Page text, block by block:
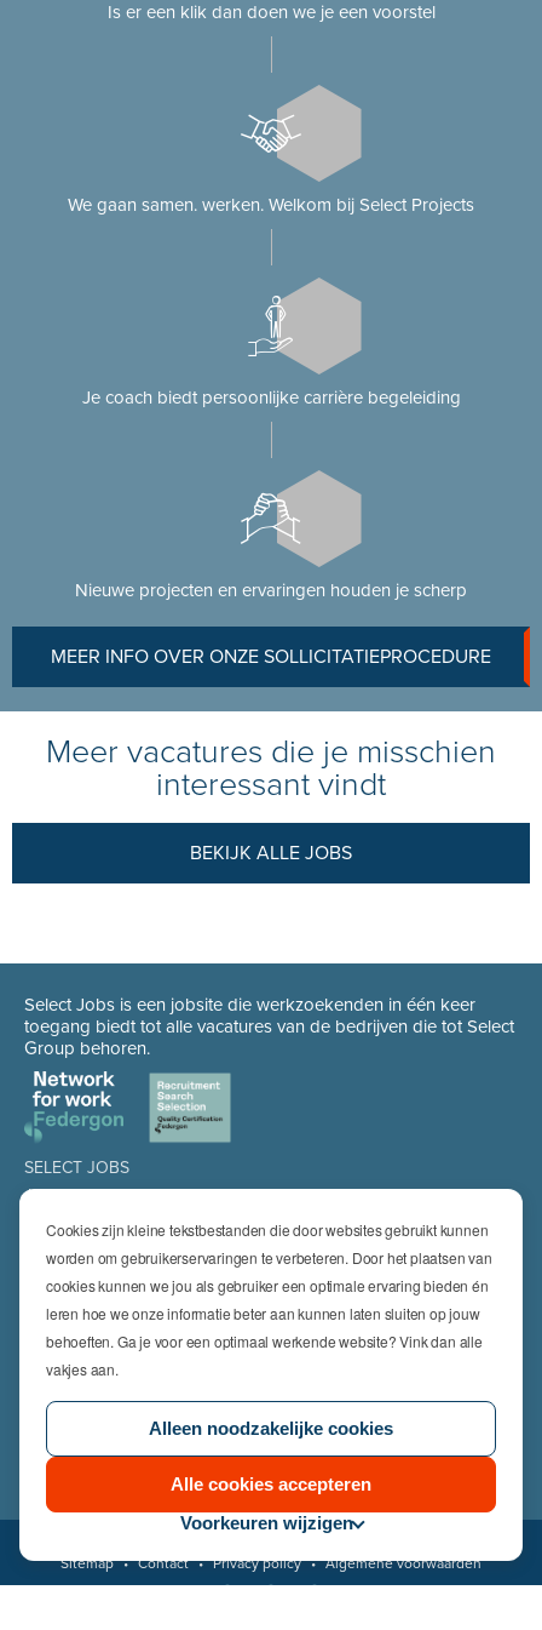
Cookies zijn kleine tekstbestanden die door websites gebruikt kunnen
worden om gebruikerservaringen te verbeteren. Door het plaatsen van
cookies kunnen we jou als gebruiker een optimale ervaring bieden én
leren hoe we onze informatie beter aan kunnen laten sluiten op jouw
behoeften. Ga je voor een optimaal werkende website? Vink dan alle
vakjes aan.
Alleen noodzakelijke cookies
Alle cookies accepteren
Voorkeuren wijzigen
Is er een klik dan doen we je een voorstel
We gaan samen. werken. Welkom bij Select Projects
Je coach biedt persoonlijke carrière begeleiding
Nieuwe projecten en ervaringen houden je scherp
MEER INFO OVER ONZE SOLLICITATIEPROCEDURE
Meer vacatures die je misschien
interessant vindt
BEKIJK ALLE JOBS
Select Jobs is een jobsite die werkzoekenden in één keer
toegang biedt tot alle vacatures van de bedrijven die tot Select
Group behoren.
SELECT JOBS
Jobs
Job alert
SPECIALISATIES
Technics
High Technics & Engineering
Logistics
Finance & Insurance
Office
HR & Legal
Sitemap • Contact • Privacy policy • Algemene voorwaarden